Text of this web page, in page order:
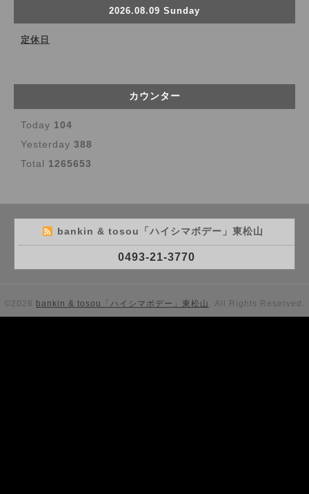
2026.08.09 Sunday
定休日
カウンター
Today 104
Yesterday 388
Total 1265653
bankin & tosou「ハイシマボデー」東松山
0493-21-3770
©2026 bankin & tosou「ハイシマボデー」東松山 . All Rights Reserved.